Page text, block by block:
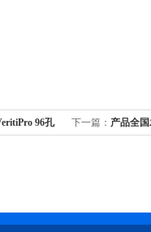
96孔 下一篇： 产品全